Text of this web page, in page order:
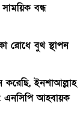
বন্ধ
রোধে বুথ স্থাপন
করেছি, ইনশাআল্লাহ
এনসিপি আহবায়ক